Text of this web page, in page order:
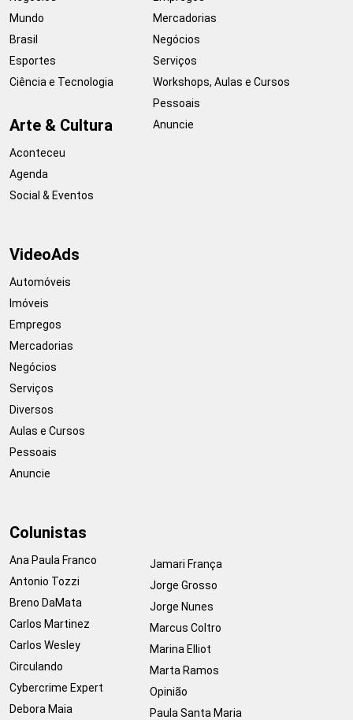
Mundo
Brasil
Esportes
Ciência e Tecnologia
Arte & Cultura
Aconteceu
Agenda
Social & Eventos
Mercadorias
Negócios
Serviços
Workshops, Aulas e Cursos
Pessoais
Anuncie
VideoAds
Automóveis
Imóveis
Empregos
Mercadorias
Negócios
Serviços
Diversos
Aulas e Cursos
Pessoais
Anuncie
Colunistas
Ana Paula Franco
Antonio Tozzi
Breno DaMata
Carlos Martinez
Carlos Wesley
Circulando
Cybercrime Expert
Debora Maia
Jamari França
Jorge Grosso
Jorge Nunes
Marcus Coltro
Marina Elliot
Marta Ramos
Opinião
Paula Santa Maria